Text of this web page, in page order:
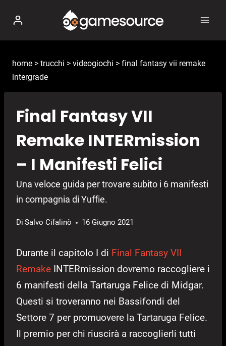
contenuto
home > trucchi > videogiochi > final fantasy vii remake
intergrade
Final Fantasy VII
Remake INTERmission
– I Manifesti Felici
Una veloce guida per trovare subito i 6 manifesti
in compagnia di Yuffie.
Di Salvo Cifalinò 16 Giugno 2021
Durante il capitolo I di Final Fantasy VII
Remake INTERmission dovremo raccogliere i
6 manifesti della Tartaruga Felice di Midgar.
Questi si troveranno nei Bassifondi del
Settore 7 per promuovere la Tartaruga Felice.
Il premio per chi riuscirà a raccoglierli tutti